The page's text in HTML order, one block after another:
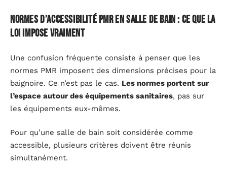
Normes d’accessibilité PMR en salle de bain : ce que la
loi impose vraiment
Une confusion fréquente consiste à penser que les
normes PMR imposent des dimensions précises pour la
baignoire. Ce n’est pas le cas. Les normes portent sur
l’espace autour des équipements sanitaires, pas sur
les équipements eux-mêmes.
Pour qu’une salle de bain soit considérée comme
accessible, plusieurs critères doivent être réunis
simultanément.